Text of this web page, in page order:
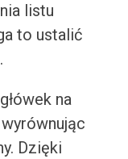
listu
to ustalić
na
Dzięki